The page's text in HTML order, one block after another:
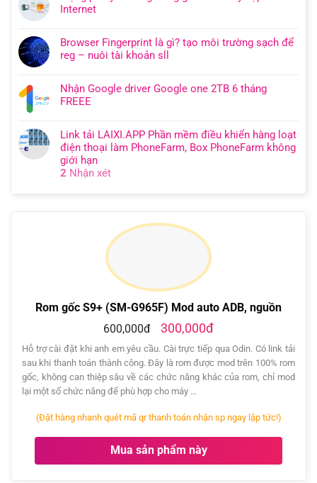
Internet
Browser Fingerprint là gì? tạo môi trường sạch để
reg – nuôi tài khoản sll
Nhận Google driver Google one 2TB 6 tháng
FREEE
Link tải LAIXI.APP Phần mềm điều khiển hàng loạt
điện thoại làm PhoneFarm, Box PhoneFarm không
giới hạn
2 Nhận xét
Rom gốc S9+ (SM-G965F) Mod auto ADB, nguồn
600,000đ
300,000đ
Hỗ trợ cài đặt khi anh em yêu cầu. Cài trực tiếp qua Odin. Có link tải
sau khi thanh toán thành công. Đây là rom được mod trên 100% rom
gốc, không can thiệp sâu về các chức năng khác của rom, chỉ mod
lại một số chức năng để phù hợp cho máy …
(Đặt hàng nhanh quét mã qr thanh toán nhận sp ngay lập tức!)
Mua sản phẩm này